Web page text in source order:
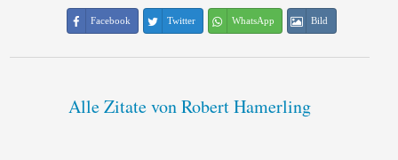
Facebook Twitter WhatsApp Bild
Alle Zitate von Robert Hamerling